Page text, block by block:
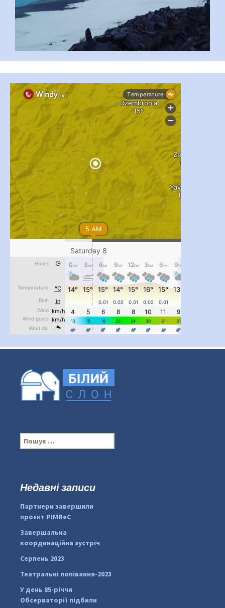
...
pimrec_project
#PipIvanToday #PipIvanWeather
...
pimrec_project
П
о
:Недавні записи
Партнери завершили
проєкт PIMReC
Завершальна
координаційна зустріч
Серпень 2023
Театральні попівання-2023
У день 85-річчя
Обсерваторії підбили